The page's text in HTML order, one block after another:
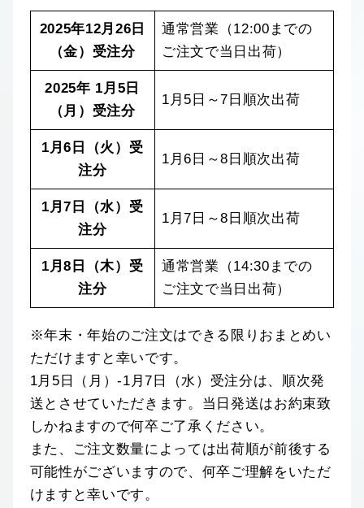
2025年12月26日
（金）受注分
通常営業（12:00までの
ご注文で当日出荷）
2025年 1月5日
（月）受注分
1月5日～7日順次出荷
1月6日（火）受
注分
1月6日～8日順次出荷
1月7日（水）受
注分
1月7日～8日順次出荷
1月8日（木）受
注分
通常営業（14:30までの
ご注文で当日出荷）
※年末・年始のご注文はできる限りおまとめい
ただけますと幸いです。
1月5日（月）-1月7日（水）受注分は、順次発
送とさせていただきます。当日発送はお約束致
しかねますので何卒ご了承ください。
また、ご注文数量によっては出荷順が前後する
可能性がございますので、何卒ご理解をいただ
けますと幸いです。